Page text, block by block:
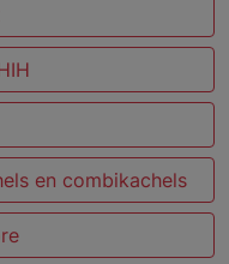
en combikachels